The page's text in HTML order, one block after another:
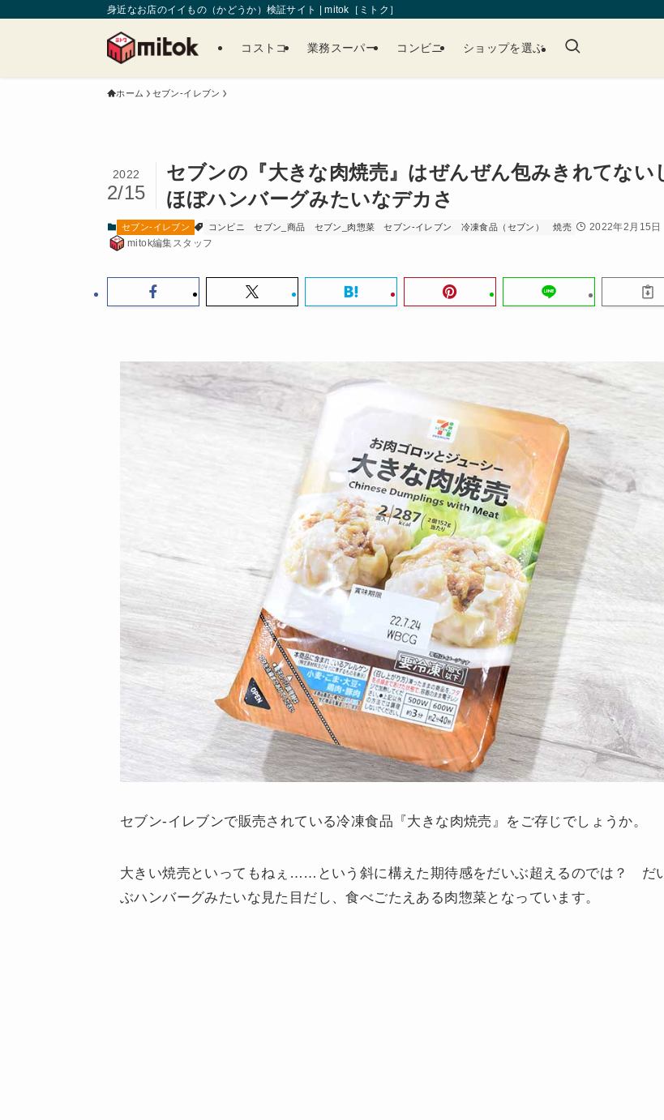
身近なお店のイイもの（かどうか）検証サイト | mitok［ミトク］
コストコ 業務スーパー コンビニ ショップを選ぶ
ホーム セブン-イレブン
セブンの『大きな肉焼売』はぜんぜん包みきれてない
ほぼハンバーグみたいなデカさ
2022
2/15
セブン-イレブン コンビニ セブン_商品 セブン_肉惣菜 セブン-イレブン 冷凍食品（セブン） 焼売
2022年2月15日
mitok編集スタッフ
セブン-イレブンで販売されている冷凍食品『大きな肉焼売』をご存じでしょうか。
大きい焼売といってもねぇ……という斜に構えた期待感をだいぶ超えるのでは？ だ
ぶハンバーグみたいな見た目だし、食べごたえある肉惣菜となっています。